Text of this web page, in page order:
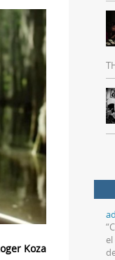
Koza
“